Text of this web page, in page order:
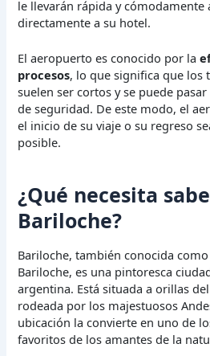
le llevarán rápida y cómodamente
directamente a su hotel.
El aeropuerto es conocido por la
procesos, lo que significa que los
suelen ser cortos y se puede
de seguridad. De este modo, el
el inicio de su viaje o su regreso
posible.
¿Qué necesita
Bariloche?
Bariloche, también conocida como
Bariloche, es una pintoresca
argentina. Está situada a orillas
rodeada por los majestuosos
ubicación la convierte en uno de
favoritos de los amantes de la